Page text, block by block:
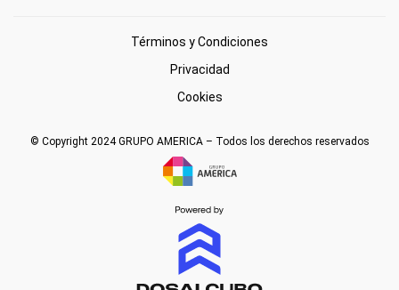
Términos y Condiciones
Privacidad
Cookies
© Copyright 2024 GRUPO AMERICA – Todos los derechos reservados